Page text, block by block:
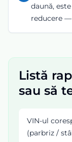
daună,
reducere
Listă
sau să
VIN-ul
(parbriz /